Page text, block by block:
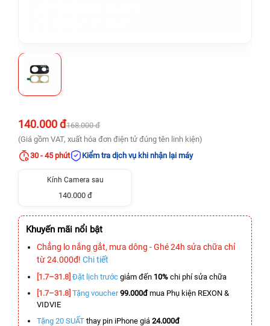
140.000 đ168.000 đ
(Giá gồm VAT, xuất hóa đơn điện tử đúng tên linh kiện)
30 - 45 phút
Kiểm tra dịch vụ khi nhận lại máy
Kính Camera sau
140.000 đ
Khuyến mãi nổi bật
Chẳng lo nắng gắt, mưa dông - Ghé 24h sửa chữa chỉ
từ 24.000đ! Chi tiết
[1.7–31.8] Đặt lịch trước giảm đến 10% chi phí sửa chữa
[1.7–31.8] Tặng voucher 99.000đmua Phụ kiện REXON &
VIDVIE
Tặng 20 SUẤT thay pin iPhone giá 24.000đ